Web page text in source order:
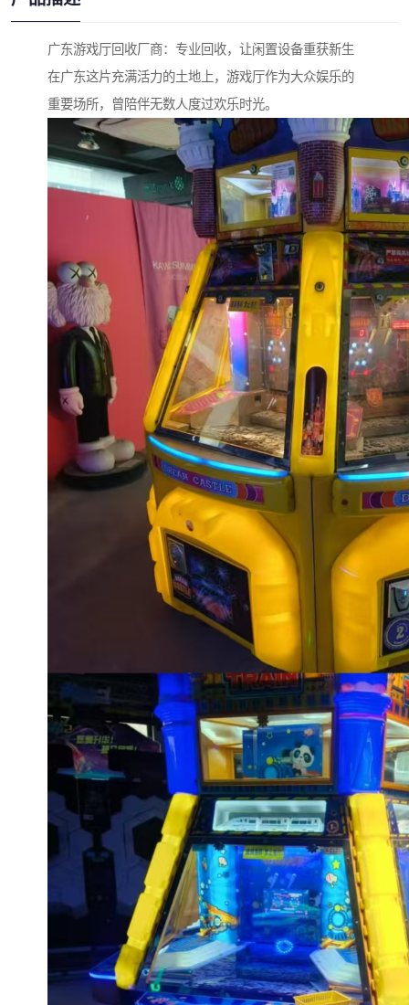
广东游戏厅回收厂商：专业回收，让闲置设备重获新生
在广东这片充满活力的土地上，游戏厅作为大众娱乐的
重要场所，曾陪伴无数人度过欢乐时光。